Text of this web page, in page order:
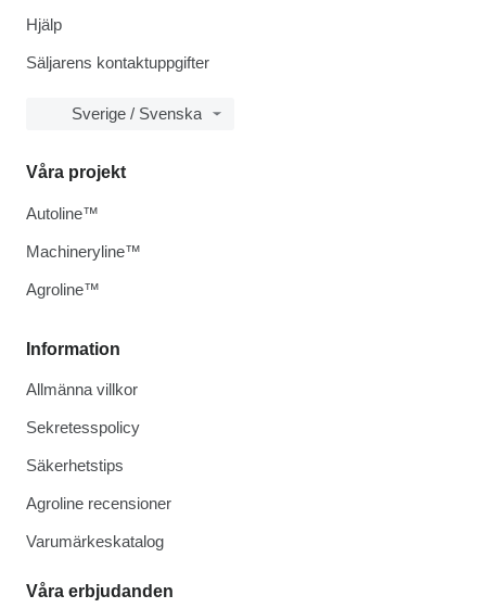
Hjälp
Säljarens kontaktuppgifter
Sverige / Svenska
Information
Allmänna villkor
Sekretesspolicy
Säkerhetstips
Agroline recensioner
Varumärkeskatalog
Våra erbjudanden
Våra projekt
Autoline™
Machineryline™
Agroline™